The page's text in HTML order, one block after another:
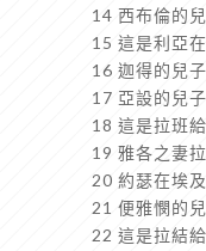
14 西布倫的
15 這是利亞
16 迦得的兒
17 亞設的兒
18 這是拉班
19 雅各之妻
20 約瑟在埃
21 便雅憫的
22 這是拉結